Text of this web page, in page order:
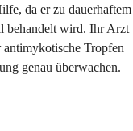
da er zu dauerhaftem
behandelt wird. Ihr Arzt
Tropfen
genau überwachen.